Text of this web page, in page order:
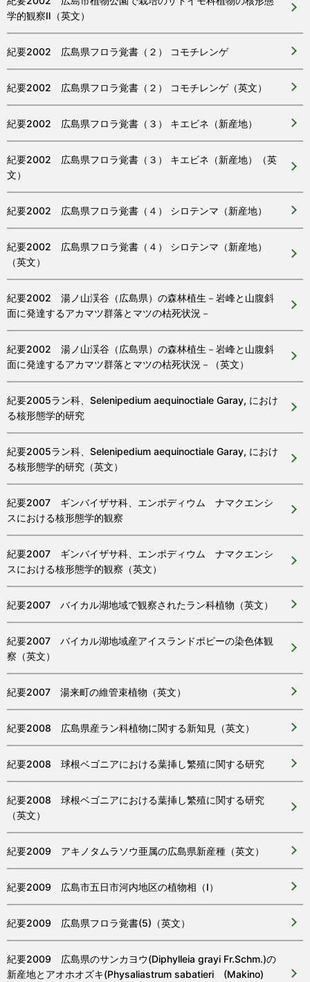
学的観察Ⅱ（英文）
紀要2002 広島県フロラ覚書（２） コモチレンゲ
紀要2002 広島県フロラ覚書（２） コモチレンゲ（英文）
紀要2002 広島県フロラ覚書（３） キエビネ（新産地）
紀要2002 広島県フロラ覚書（３） キエビネ（新産地）（英
文）
紀要2002 広島県フロラ覚書（４） シロテンマ（新産地）
紀要2002 広島県フロラ覚書（４） シロテンマ（新産地）
（英文）
紀要2002 湯ノ山渓谷（広島県）の森林植生－岩峰と山腹斜
面に発達するアカマツ群落とマツの枯死状況－
紀要2002 湯ノ山渓谷（広島県）の森林植生－岩峰と山腹斜
面に発達するアカマツ群落とマツの枯死状況－（英文）
紀要2005ラン科、Selenipedium aequinoctiale Garay, におけ
る核形態学的研究
紀要2005ラン科、Selenipedium aequinoctiale Garay, におけ
る核形態学的研究（英文）
紀要2007 ギンバイザサ科、エンポディウム ナマクエンシ
スにおける核形態学的観察
紀要2007 ギンバイザサ科、エンポディウム ナマクエンシ
スにおける核形態学的観察（英文）
紀要2007 バイカル湖地域で観察されたラン科植物（英文）
紀要2007 バイカル湖地域産アイスランドポピーの染色体観
察（英文）
紀要2007 湯来町の維管束植物（英文）
紀要2008 広島県産ラン科植物に関する新知見（英文）
紀要2008 球根ベゴニアにおける葉挿し繁殖に関する研究
紀要2008 球根ベゴニアにおける葉挿し繁殖に関する研究
（英文）
紀要2009 アキノタムラソウ亜属の広島県新産種（英文）
紀要2009 広島市五日市河内地区の植物相（I）
紀要2009 広島県フロラ覚書(5)（英文）
紀要2009 広島県のサンカヨウ(Diphylleia grayi Fr.Schm.)の
新産地とアオホオズキ(Physaliastrum sabatieri (Makino)